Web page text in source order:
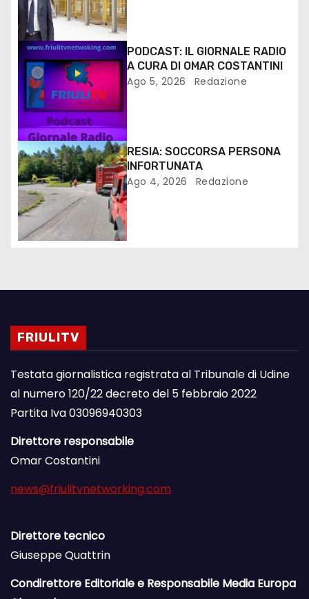
PODCAST: IL GIORNALE RADIO
A CURA DI OMAR COSTANTINI
Ago 5, 2026 Redazione
RESIA: SOCCORSA PERSONA
INFORTUNATA
Ago 4, 2026 Redazione
FRIULITV
Testata giornalistica registrata al Tribunale di Udine
al numero 120/22 decreto del 5 febbraio 2022
Partita Iva 03096940303
Direttore responsabile
Omar Costantini
news@friulitvnetworking.com
Direttore tecnico
Giuseppe Quattrin
Condirettore Editoriale e Responsabile Media Europa